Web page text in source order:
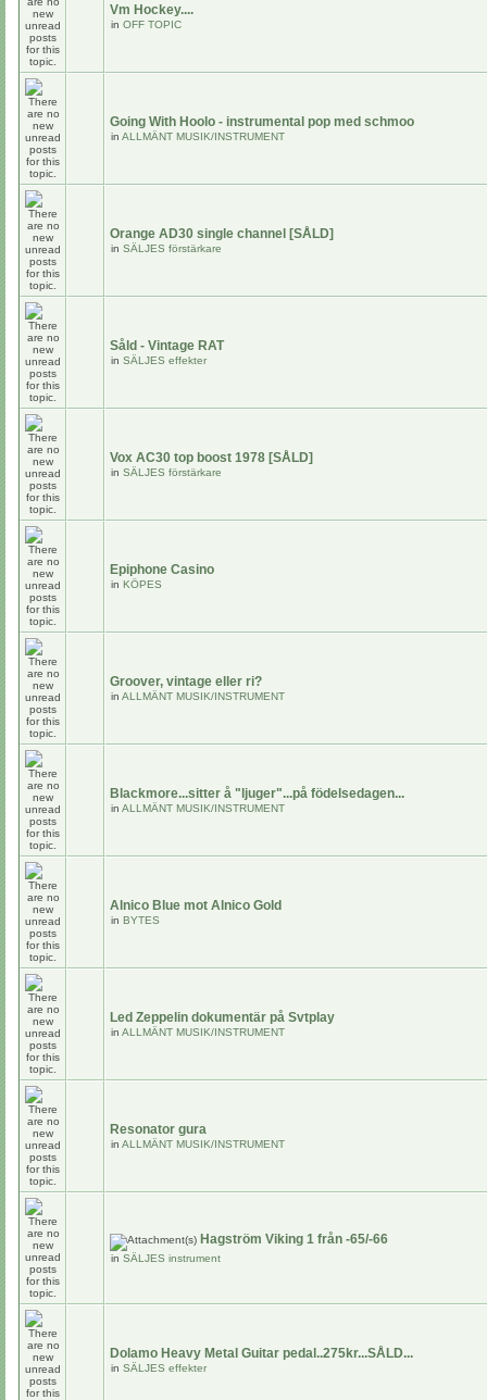
Vm Hockey....
in OFF TOPIC
Going With Hoolo - instrumental pop med schmoo
in ALLMÄNT MUSIK/INSTRUMENT
Orange AD30 single channel [SÅLD]
in SÄLJES förstärkare
Såld - Vintage RAT
in SÄLJES effekter
Vox AC30 top boost 1978 [SÅLD]
in SÄLJES förstärkare
Epiphone Casino
in KÖPES
Groover, vintage eller ri?
in ALLMÄNT MUSIK/INSTRUMENT
Blackmore...sitter å "ljuger"...på födelsedagen...
in ALLMÄNT MUSIK/INSTRUMENT
Alnico Blue mot Alnico Gold
in BYTES
Led Zeppelin dokumentär på Svtplay
in ALLMÄNT MUSIK/INSTRUMENT
Resonator gura
in ALLMÄNT MUSIK/INSTRUMENT
Hagström Viking 1 från -65/-66
in SÄLJES instrument
Dolamo Heavy Metal Guitar pedal..275kr...SÅLD...
in SÄLJES effekter